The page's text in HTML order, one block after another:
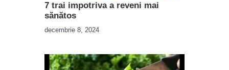
7 trai impotriva a reveni mai
sănătos
decembrie 8, 2024